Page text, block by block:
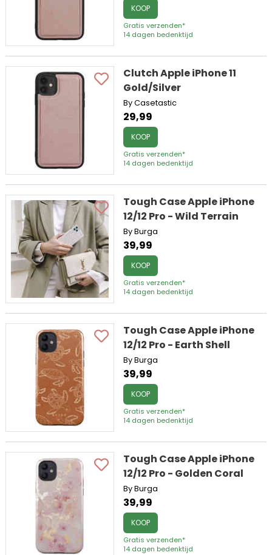
KOOP
Gratis verzenden*
14 dagen bedenktijd
Clutch Apple iPhone 11
Gold/Silver
By Casetastic
29,99
KOOP
Gratis verzenden*
14 dagen bedenktijd
Tough Case Apple iPhone
12/12 Pro - Wild Terrain
By Burga
39,99
KOOP
Gratis verzenden*
14 dagen bedenktijd
Tough Case Apple iPhone
12/12 Pro - Earth Shell
By Burga
39,99
KOOP
Gratis verzenden*
14 dagen bedenktijd
Tough Case Apple iPhone
12/12 Pro - Golden Coral
By Burga
39,99
KOOP
Gratis verzenden*
14 dagen bedenktijd